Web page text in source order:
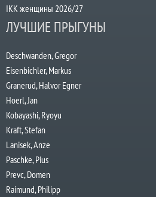
IKK женщины 2026/27
ЛУЧШИЕ ПРЫГУНЫ
Deschwanden, Gregor
Eisenbichler, Markus
Granerud, Halvor Egner
Hoerl, Jan
Kobayashi, Ryoyu
Kraft, Stefan
Lanisek, Anze
Paschke, Pius
Prevc, Domen
Raimund, Philipp